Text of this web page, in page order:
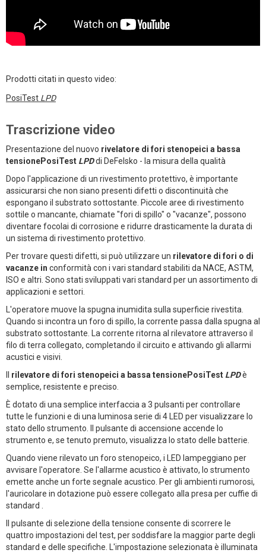
Prodotti citati in questo video:
PosiTest LPD
Trascrizione video
Presentazione del nuovo rivelatore di fori stenopeici a bassa
tensionePosiTest LPDdi DeFelsko - la misura della qualità
Dopo l'applicazione di un rivestimento protettivo, è importante
assicurarsi che non siano presenti difetti o discontinuità che
espongano il substrato sottostante. Piccole aree di rivestimento
sottile o mancante, chiamate "fori di spillo" o "vacanze", possono
diventare focolai di corrosione e ridurre drasticamente la durata di
un sistema di rivestimento protettivo.
Per trovare questi difetti, si può utilizzare un rilevatore di fori o di
vacanze in conformità con i vari standard stabiliti da NACE, ASTM,
ISO e altri. Sono stati sviluppati vari standard per un assortimento di
applicazioni e settori.
L'operatore muove la spugna inumidita sulla superficie rivestita.
Quando si incontra un foro di spillo, la corrente passa dalla spugna al
substrato sottostante. La corrente ritorna al rilevatore attraverso il
filo di terra collegato, completando il circuito e attivando gli allarmi
acustici e visivi.
Il rilevatore di fori stenopeici a bassa tensionePosiTest LPDè
semplice, resistente e preciso.
È dotato di una semplice interfaccia a 3 pulsanti per controllare
tutte le funzioni e di una luminosa serie di 4 LED per visualizzare lo
stato dello strumento. Il pulsante di accensione accende lo
strumento e, se tenuto premuto, visualizza lo stato delle batterie.
Quando viene rilevato un foro stenopeico, i LED lampeggiano per
avvisare l'operatore. Se l'allarme acustico è attivato, lo strumento
emette anche un forte segnale acustico. Per gli ambienti rumorosi,
l'auricolare in dotazione può essere collegato alla presa per cuffie di
standard .
Il pulsante di selezione della tensione consente di scorrere le
quattro impostazioni del test, per soddisfare la maggior parte degli
standard e delle specifiche. L'impostazione selezionata è illuminata